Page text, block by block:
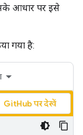
आधार पर इसे
गया है:
GitHub पर देखें